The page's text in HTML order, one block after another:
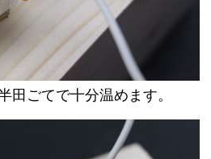
田ごてで十分温めます。